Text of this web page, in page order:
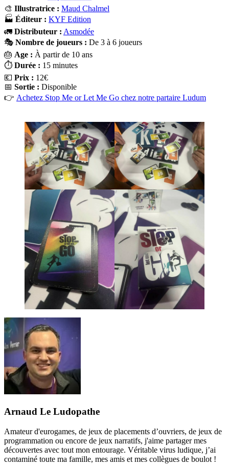
🎨 Illustratrice : Maud Chalmel
🏭 Éditeur : KYF Edition
🚛 Distributeur : Asmodée
🎭 Nombre de joueurs : De 3 à 6 joueurs
🎂 Age : À partir de 10 ans
⏱️ Durée : 15 minutes
💶 Prix : 12€
📅 Sortie : Disponible
👉 Achetez Stop Me or Let Me Go chez notre partaire Ludum
Arnaud Le Ludopathe
Amateur d'eurogames, de jeux de placements d’ouvriers, de jeux de
programmation ou encore de jeux narratifs, j'aime partager mes
découvertes avec tout mon entourage. Véritable virus ludique, j’ai
contaminé toute ma famille, mes amis et mes collègues de boulot !